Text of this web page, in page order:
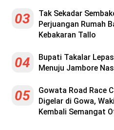
03
Tak Sekadar
Perjuangan Rumah
Kebakaran Tallo
04
Bupati Takalar
Menuju Jambore
05
Gowata Road Race
Digelar di Gowa,
Kembali Semangat